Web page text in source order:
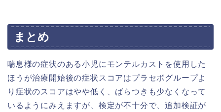
まとめ
喘息様の症状のある小児にモンテルカストを使用した
ほうが治療開始後の症状スコアはプラセボグループよ
り症状のスコアはやや低く、ばらつきも少なくなって
いるようにみえますが、検定が不十分で、追加検証が